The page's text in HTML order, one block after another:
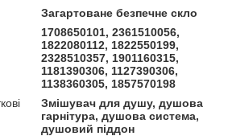
Загартоване безпечне скло
1708650101, 2361510056,
1822080112, 1822550199,
2328510357, 1901160315,
1181390306, 1127390306,
1138360305, 1857570198
Змішувач для душу, душова
гарнітура, душова система,
душовий піддон